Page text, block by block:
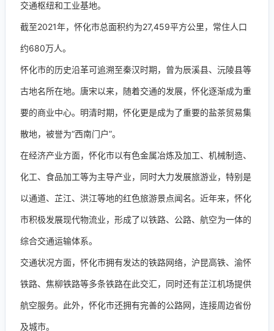
交通枢纽和工业基地。
截至2021年，怀化市总面积约为27,459平方公里，常住人口
约680万人。
怀化市的历史沿革可追溯至秦汉时期，曾为辰溪县、沅陵县等
古地名所在地。唐宋以来，随着交通的发展，怀化逐渐成为重
要的商业中心。明清时期，怀化更是成为了重要的盐茶贸易集
散地，被誉为“西南门户”。
在经济产业方面，怀化市以有色金属冶炼及加工、机械制造、
化工、食品加工等为主导产业，同时大力发展旅游业，特别是
以通道、芷江、洪江等地的红色旅游景点闻名。近年来，怀化
市积极发展现代物流业，形成了以铁路、公路、航空为一体的
综合交通运输体系。
交通状况方面，怀化市拥有发达的铁路网络，沪昆高铁、渝怀
铁路、焦柳铁路等多条铁路在此交汇，同时还有芷江机场提供
航空服务。此外，怀化市还拥有完善的公路网，连接周边省份
及城市。